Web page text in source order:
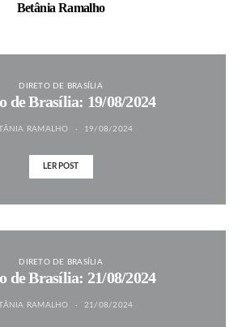
Betânia Ramalho
DIRETO DE BRASÍLIA
de Brasília: 19/08/2024
RAMALHO 19/08/2024
LER POST
DIRETO DE BRASÍLIA
de Brasília: 21/08/2024
RAMALHO 21/08/2024